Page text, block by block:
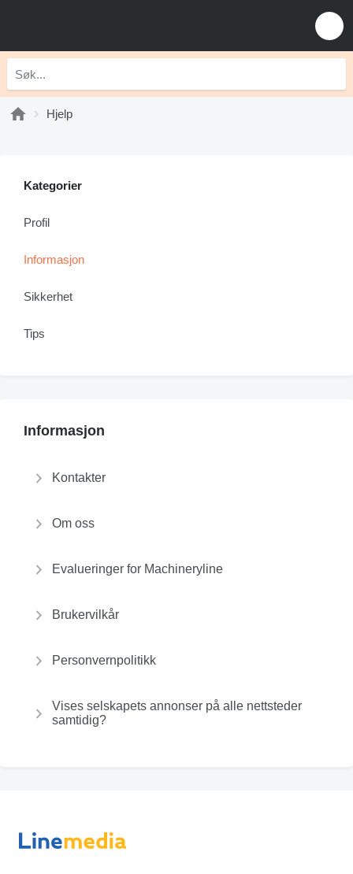
Hjelp
Informasjon
Kontakter
Om oss
Evalueringer for Machineryline
Brukervilkår
Personvernpolitikk
Vises selskapets annonser på alle nettsteder
samtidig?
Kategorier
Profil
Informasjon
Sikkerhet
Tips